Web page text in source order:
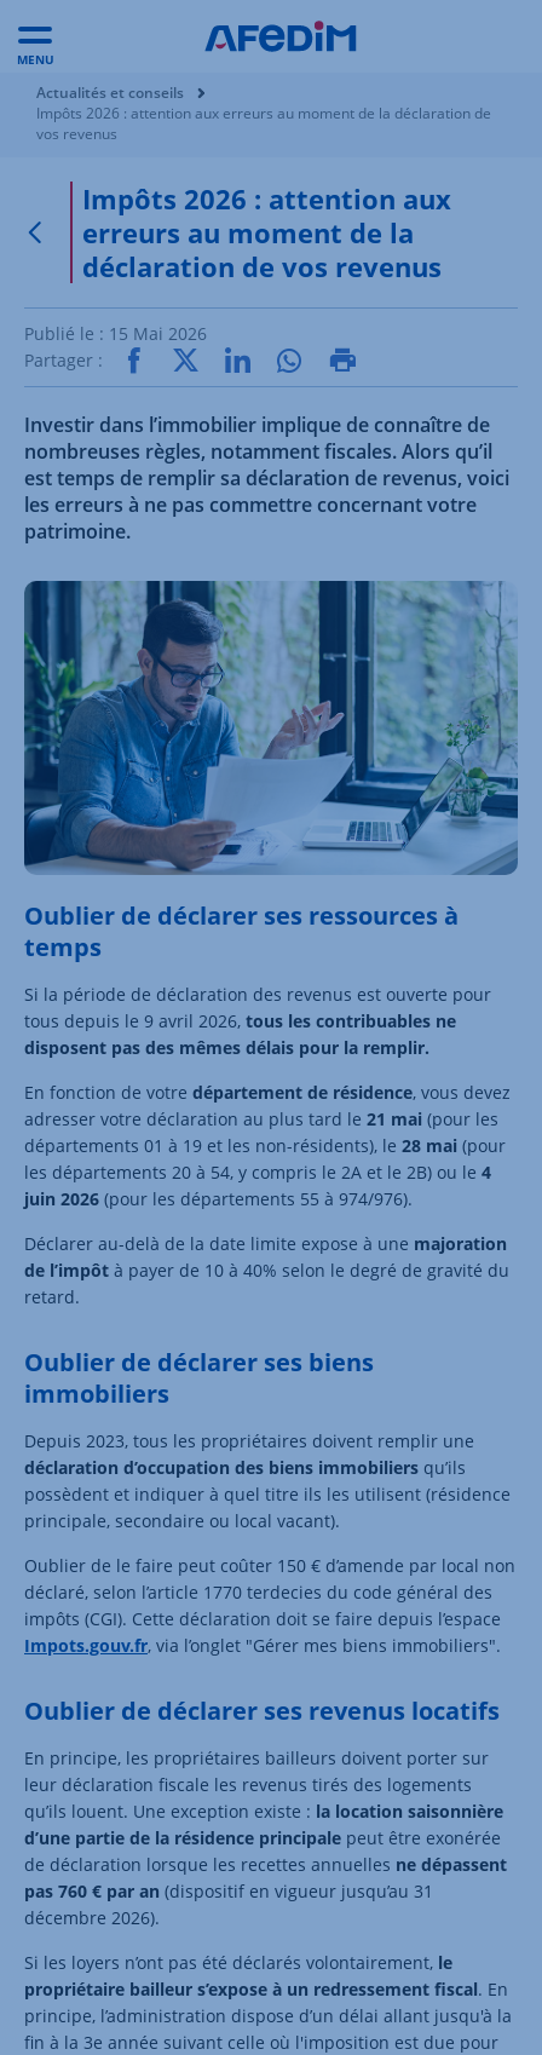
MENU
Vous êtes ici:
Actualités et conseils
Impôts 2026 : attention aux erreurs au moment de la déclaration de
vos revenus
Retour à la page précédente
Impôts 2026 : attention aux
erreurs au moment de la
déclaration de vos revenus
Publié le : 15 Mai 2026
Partager :
Investir dans l’immobilier implique de connaître de
nombreuses règles, notamment fiscales. Alors qu’il
est temps de remplir sa déclaration de revenus, voici
les erreurs à ne pas commettre concernant votre
patrimoine.
Oublier de déclarer ses ressources à
temps
Si la période de déclaration des revenus est ouverte pour
tous depuis le 9 avril 2026, tous les contribuables ne
disposent pas des mêmes délais pour la remplir.
En fonction de votre département de résidence, vous devez
adresser votre déclaration au plus tard le 21 mai (pour les
départements 01 à 19 et les non-résidents), le 28 mai (pour
les départements 20 à 54, y compris le 2A et le 2B) ou le 4
juin 2026 (pour les départements 55 à 974/976).
Déclarer au-delà de la date limite expose à une majoration
de l’impôt à payer de 10 à 40% selon le degré de gravité du
retard.
Oublier de déclarer ses biens
immobiliers
Depuis 2023, tous les propriétaires doivent remplir une
déclaration d’occupation des biens immobiliers qu’ils
possèdent et indiquer à quel titre ils les utilisent (résidence
principale, secondaire ou local vacant).
Oublier de le faire peut coûter 150 € d’amende par local non
déclaré, selon l’article 1770 terdecies du code général des
impôts (CGI). Cette déclaration doit se faire depuis l’espace
Impots.gouv.fr, via l’onglet "Gérer mes biens immobiliers".
Oublier de déclarer ses revenus locatifs
En principe, les propriétaires bailleurs doivent porter sur
leur déclaration fiscale les revenus tirés des logements
qu’ils louent. Une exception existe : la location saisonnière
d’une partie de la résidence principale peut être exonérée
de déclaration lorsque les recettes annuelles ne dépassent
pas 760 € par an (dispositif en vigueur jusqu’au 31
décembre 2026).
Si les loyers n’ont pas été déclarés volontairement, le
propriétaire bailleur s’expose à un redressement fiscal. En
principe, l’administration dispose d’un délai allant jusqu'à la
fin à la 3e année suivant celle où l'imposition est due pour